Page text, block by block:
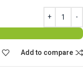
Add to compare